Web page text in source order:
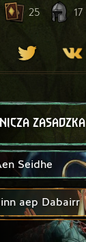
25 17
zasadzka
Seidhe
aep Dabairr